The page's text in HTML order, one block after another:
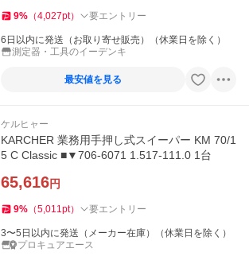
9% （4,027pt） 要エントリー
6日以内に発送（お取り寄せ販売）（休業日を除く）
測定器・工具のイーデンキ
最安値を見る
ケルヒャー
KARCHER 業務用手押し式スイーパー KM 70/1
5 C Classic ■▼706-6071 1.517-111.0 1台
65,616円
9% （5,011pt） 要エントリー
3〜5日以内に発送（メーカー在庫）（休業日を除く）
プロキュアエース